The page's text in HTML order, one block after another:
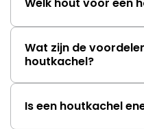
alleen een houtkachel.
element dat ruimtes
tegelijkertijd een
het doorkijkontwerp,
brede zicht op het vuur
combinatie van sfeer,
Wat zijn de
houtkachel?
Is een houtkachel